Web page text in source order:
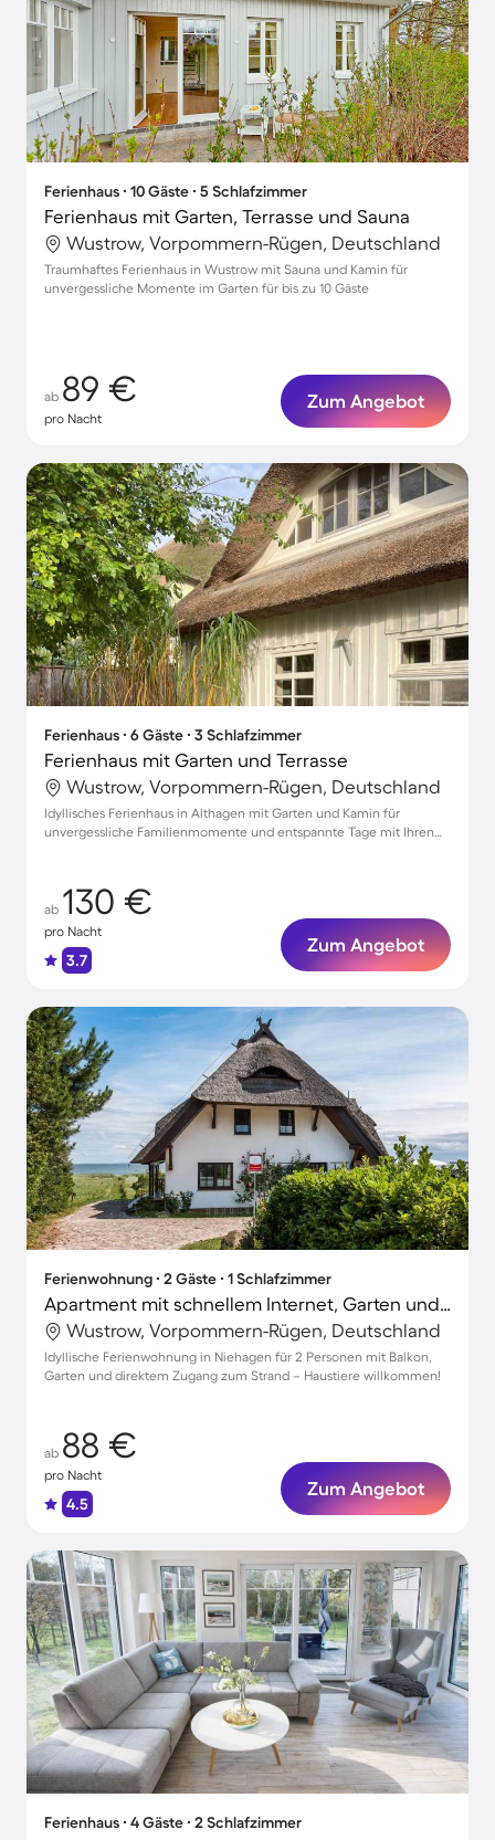
Ferienhaus ∙ 10 Gäste ∙ 5 Schlafzimmer
Ferienhaus mit Garten, Terrasse und Sauna
Wustrow, Vorpommern-Rügen, Deutschland
Traumhaftes Ferienhaus in Wustrow mit Sauna und Kamin für
unvergessliche Momente im Garten für bis zu 10 Gäste
ab 89 €
pro Nacht
Zum Angebot
Ferienhaus ∙ 6 Gäste ∙ 3 Schlafzimmer
Ferienhaus mit Garten und Terrasse
Wustrow, Vorpommern-Rügen, Deutschland
Idyllisches Ferienhaus in Althagen mit Garten und Kamin für
unvergessliche Familienmomente und entspannte Tage mit Ihren
ab 130 €
pro Nacht
3.7
Zum Angebot
Ferienwohnung ∙ 2 Gäste ∙ 1 Schlafzimmer
Apartment mit schnellem Internet, Garten und Grill | Gartenblick
Wustrow, Vorpommern-Rügen, Deutschland
Idyllische Ferienwohnung in Niehagen für 2 Personen mit Balkon,
Garten und direktem Zugang zum Strand – Haustiere willkommen!
ab 88 €
pro Nacht
4.5
Zum Angebot
Ferienhaus ∙ 4 Gäste ∙ 2 Schlafzimmer